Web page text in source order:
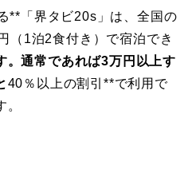
**「界タビ20s」は、全国の
（1泊2食付き）で宿泊でき
。通常であれば3万円以上す
40％以上の割引**で利用で